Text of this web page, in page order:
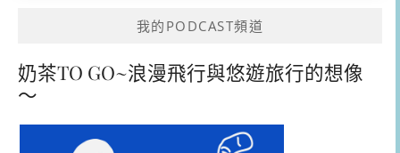
我的PODCAST頻道
奶茶TO GO~浪漫飛行與悠遊旅行的想像
～